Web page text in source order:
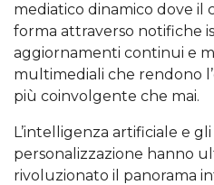
mediatico dinamico dove il
forma attraverso notifiche
aggiornamenti continui e
multimediali che rendono
più coinvolgente che mai.
L’intelligenza artificiale e gli
personalizzazione hanno
rivoluzionato il panorama